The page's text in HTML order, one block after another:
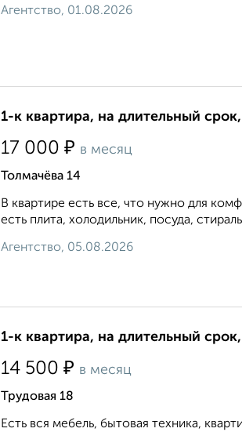
Агентство, 01.08.2026
1-к квартира, на длительный
17 000 ₽ в месяц
Толмачёва 14
В квартире есть все, что нужно для
есть плита, холодильник, посуда,
Агентство, 05.08.2026
1-к квартира, на длительный
14 500 ₽ в месяц
Трудовая 18
Есть вся мебель, бытовая техника,